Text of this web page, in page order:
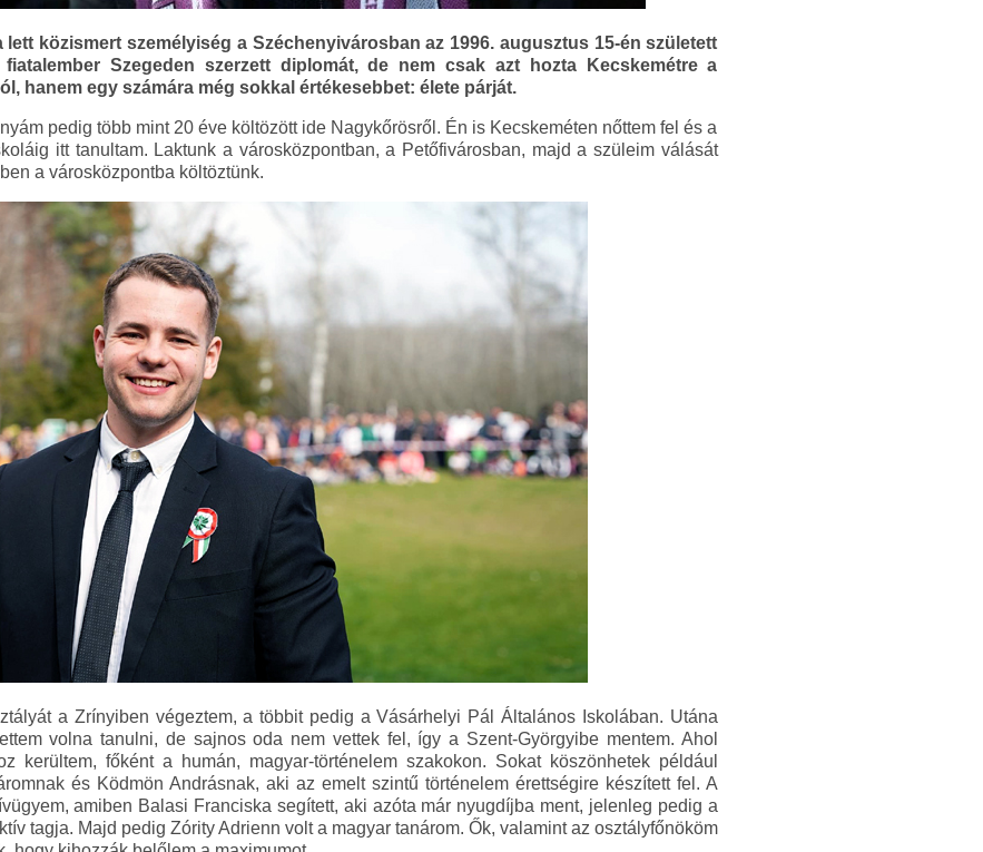
közismert személyiség a Széchenyivárosban az 1996. augusztus 15-én született
Szegeden szerzett diplomát, de nem csak azt hozta Kecskemétre a
hanem egy számára még sokkal értékesebbet: élete párját.
pedig több mint 20 éve költözött ide Nagykőrösről. Én is Kecskeméten nőttem fel és a
itt tanultam. Laktunk a városközpontban, a Petőfivárosban, majd a szüleim válását
a városközpontba költöztünk.
a Zrínyiben végeztem, a többit pedig a Vásárhelyi Pál Általános Iskolában. Utána
volna tanulni, de sajnos oda nem vettek fel, így a Szent-Györgyibe mentem. Ahol
kerültem, főként a humán, magyar-történelem szakokon. Sokat köszönhetek például
és Ködmön Andrásnak, aki az emelt szintű történelem érettségire készített fel. A
amiben Balasi Franciska segített, aki azóta már nyugdíjba ment, jelenleg pedig a
tagja. Majd pedig Zórity Adrienn volt a magyar tanárom. Ők, valamint az osztályfőnököm